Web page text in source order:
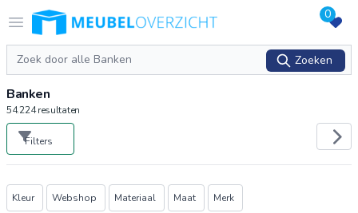
Open menu
Logo Meubeloverzicht.nl 0
Zoeken
Zoeken
Banken
54.224resultaten
Filters
Producten
Kleur Webshop Materiaal Maat Merk